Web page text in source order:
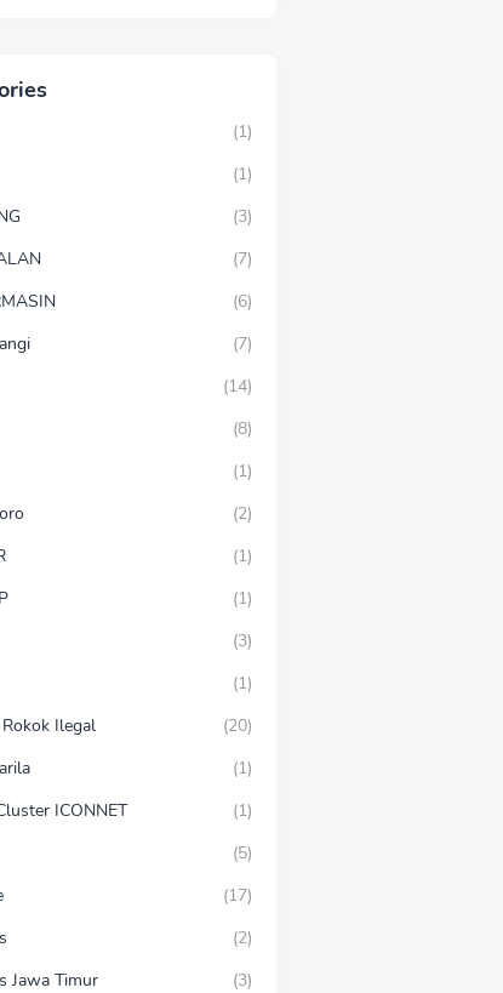
(1)
(1)
(3)
(7)
(6)
(7)
(14)
(8)
(1)
(2)
(1)
(1)
(3)
(1)
Ilegal
(20)
(1)
ICONNET
(1)
(5)
(17)
(2)
Jawa Timur
(3)